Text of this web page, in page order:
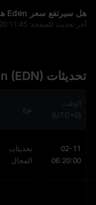
هل سيرتفع سعر Eden هذا العام؟
آخر تحديث للصفحة:
تحديثات Eden (EDN) المهمة في الصناعة
الوقت
(UTC+0)
نوع
02-11
06:20:00
تحديثات
المجال